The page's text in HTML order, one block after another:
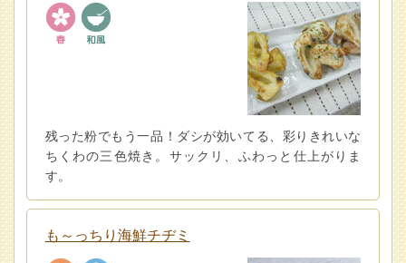
残った粉でもう一品！ダシが効いてる、彩りきれいな
ちくわの三色焼き。サックリ、ふわっと仕上がりま
す。
も～っちり海鮮チヂミ